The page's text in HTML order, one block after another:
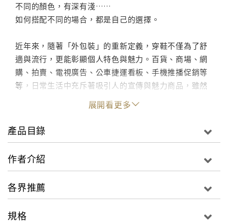
不同的顏色，有深有淺……
如何搭配不同的場合，都是自己的選擇。
近年來，隨著「外包裝」的重新定義，穿鞋不僅為了舒
適與流行，更能彰顯個人特色與魅力。百貨、商場、網
購、拍賣、電視廣告、公車捷運看板、手機推播促銷等
等，日常生活中充斥著吸引人的宣傳與魅力商品，雖然
消費市場的比例逐漸飽和，你還是忍不住想問：「為什
麼女人總是少雙鞋？」
作者利用家族女鞋產業的背景、搭以後天音樂家背景的
的觀察及品牌背後不為人知的故事，
用一雙高跟鞋，來闡述魅惑迷人風采；
且看作者用文字告訴你 : 為什麼女人總是少雙鞋？
展開看更多
產品目錄
作者介紹
各界推薦
規格